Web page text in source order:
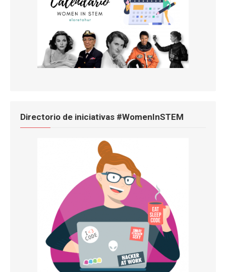
Directorio de iniciativas #WomenInSTEM